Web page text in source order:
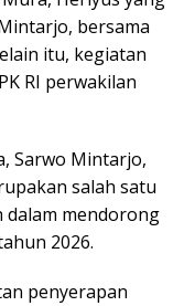
bersama
itu, kegiatan
RI perwakilan
Sarwo Mintarjo,
salah satu
dalam mendorong
2026.
penyerapan